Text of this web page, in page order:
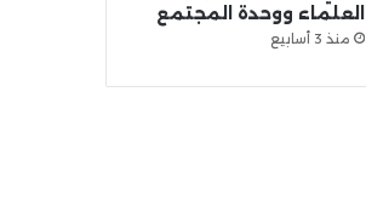
العلماء ووحدة المجتمع
منذ 3 أسابيع